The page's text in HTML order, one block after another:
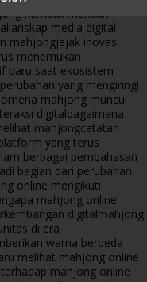
kembali mencuri
lanskap media digital
mahjongjejak inovasi
menemukan
baru saat ekosistem
yang mengiringi
mahjong muncul
digitalbagaimana
mahjongcatatan
yang terus
berbagai pembahasan
bagian dari perubahan
online mengikuti
mahjong online
digitalmahjong
di era
warna berbeda
melihat mahjong online
mahjong online